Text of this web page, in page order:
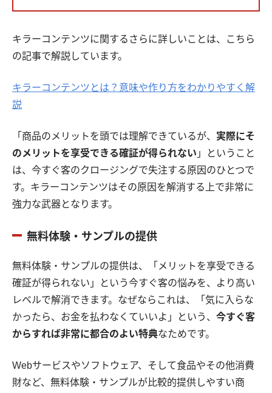
キラーコンテンツに関するさらに詳しいことは、こちら
の記事で解説しています。
キラーコンテンツとは？意味や作り方をわかりやすく解
説
「商品のメリットを頭では理解できているが、 実際にそ
のメリットを享受できる確証が得られない 」ということ
は、今すぐ客のクロージングで失注する原因のひとつで
す。キラーコンテンツはその原因を解消する上で非常に
強力な武器となります。
無料体験・サンプルの提供
無料体験・サンプルの提供は、「メリットを享受できる
確証が得られない」という今すぐ客の悩みを、より高い
レベルで解消できます。なぜならこれは、「気に入らな
かったら、お金を払わなくていいよ」という、 今すぐ客
からすれば非常に都合のよい特典なためです。
Webサービスやソフトウェア、そして食品やその他消費
財など、無料体験・サンプルが比較的提供しやすい商